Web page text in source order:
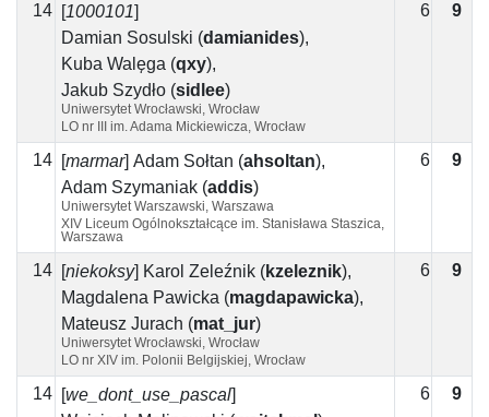
14 [1000101]
Damian Sosulski (damianides),
Kuba Walęga (qxy),
Jakub Szydło (sidlee)
Uniwersytet Wrocławski, Wrocław
LO nr III im. Adama Mickiewicza, Wrocław
6 9
14 [marmar] Adam Sołtan (ahsoltan),
Adam Szymaniak (addis)
Uniwersytet Warszawski, Warszawa
XIV Liceum Ogólnokształcące im. Stanisława Staszica,
Warszawa
6 9
14 [niekoksy] Karol Żeleźnik (kzeleznik),
Magdalena Pawicka (magdapawicka),
Mateusz Jurach (mat_jur)
Uniwersytet Wrocławski, Wrocław
LO nr XIV im. Polonii Belgijskiej, Wrocław
6 9
14 [we_dont_use_pascal]
6 9